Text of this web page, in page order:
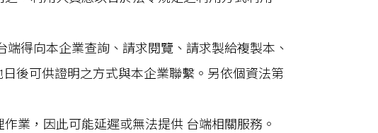
得向本企業查詢、請求閱覽、請求製給複製本、
後可供證明之方式與本企業聯繫。另依個資法第
業，因此可能延遲或無法提供 台端相關服務。